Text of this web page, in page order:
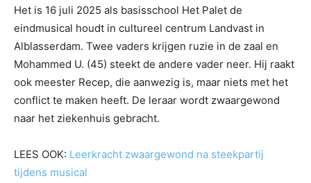
Het is 16 juli 2025 als basisschool Het Palet de
eindmusical houdt in cultureel centrum Landvast in
Alblasserdam. Twee vaders krijgen ruzie in de zaal en
Mohammed U. (45) steekt de andere vader neer. Hij raakt
ook meester Recep, die aanwezig is, maar niets met het
conflict te maken heeft. De leraar wordt zwaargewond
naar het ziekenhuis gebracht.
LEES OOK: Leerkracht zwaargewond na steekpartij
tijdens musical